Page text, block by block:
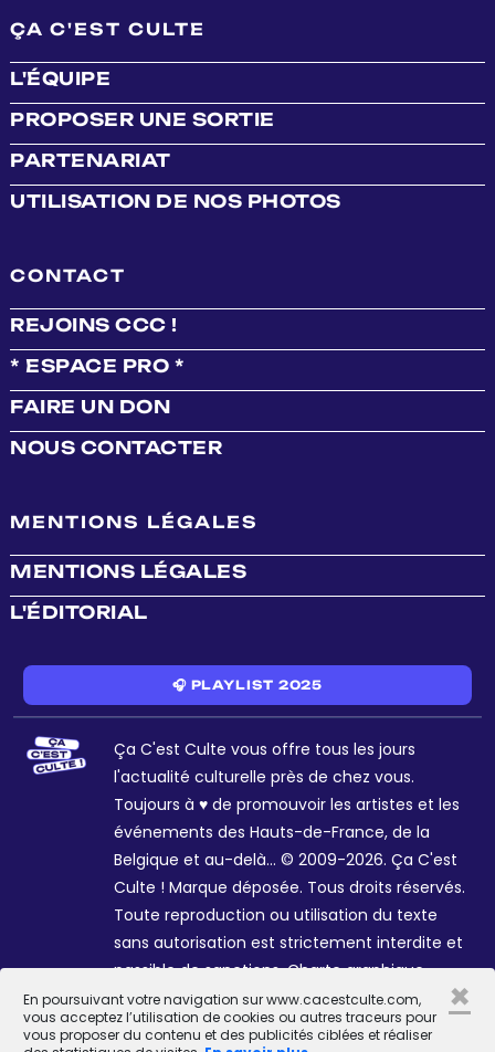
En poursuivant votre navigation sur www.cacestculte.com,
vous acceptez l’utilisation de cookies ou autres traceurs pour
vous proposer du contenu et des publicités ciblées et réaliser
×
ÇA C'EST CULTE
L'ÉQUIPE
PROPOSER UNE SORTIE
PARTENARIAT
UTILISATION DE NOS PHOTOS
CONTACT
REJOINS CCC !
* ESPACE PRO *
FAIRE UN DON
NOUS CONTACTER
MENTIONS LÉGALES
MENTIONS LÉGALES
L'ÉDITORIAL
🎧 PLAYLIST 2025
Ça C'est Culte vous offre tous les jours
l'actualité culturelle près de chez vous.
Toujours à ♥ de promouvoir les artistes et les
événements des Hauts-de-France, de la
Belgique et au-delà... © 2009-2026. Ça C'est
Culte ! Marque déposée. Tous droits réservés.
Toute reproduction ou utilisation du texte
sans autorisation est strictement interdite et
passible de sanctions. Charte graphique
Sophie R. et Céline Galant.